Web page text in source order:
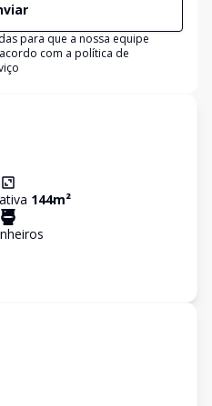
para que a nossa equipe
com a política de
144m²
s